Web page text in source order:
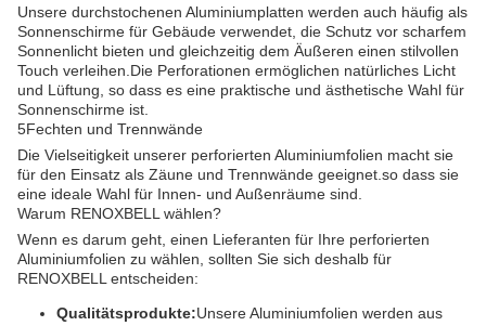
Unsere durchstochenen Aluminiumplatten werden auch häufig als
Sonnenschirme für Gebäude verwendet, die Schutz vor scharfem
Sonnenlicht bieten und gleichzeitig dem Äußeren einen stilvollen
Touch verleihen.Die Perforationen ermöglichen natürliches Licht
und Lüftung, so dass es eine praktische und ästhetische Wahl für
Sonnenschirme ist.
5Fechten und Trennwände
Die Vielseitigkeit unserer perforierten Aluminiumfolien macht sie
für den Einsatz als Zäune und Trennwände geeignet.so dass sie
eine ideale Wahl für Innen- und Außenräume sind.
Warum RENOXBELL wählen?
Wenn es darum geht, einen Lieferanten für Ihre perforierten
Aluminiumfolien zu wählen, sollten Sie sich deshalb für
RENOXBELL entscheiden:
Qualitätsprodukte:Unsere Aluminiumfolien werden aus